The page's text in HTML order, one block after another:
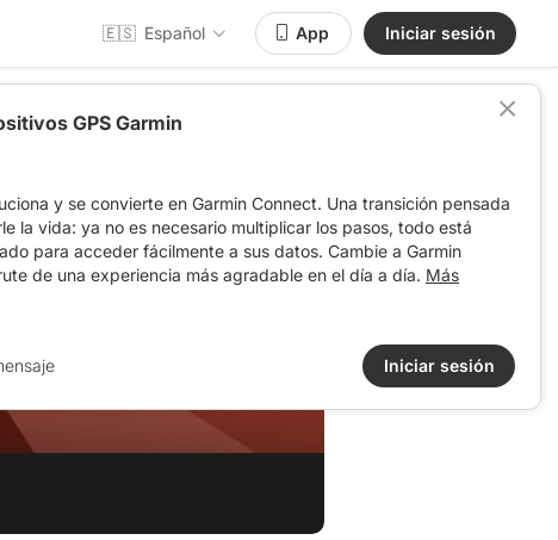
🇪🇸 Español App Iniciar sesión
GPS Garmin
y se convierte en Garmin Connect. Una transición pensada
la vida: ya no es necesario multiplicar los pasos, todo está
para acceder fácilmente a sus datos. Cambie a Garmin
de una experiencia más agradable en el día a día. Más
Iniciar sesión